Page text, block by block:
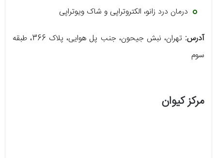
درمان درد زانو، الکتروتراپی و شاک ویوتراپی
آدرس:
تهران، نبش جیحون، جنب پل هوایی، پلاک 366، طبقه
سوم
مرکز کیوان